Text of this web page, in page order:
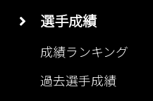
選手成績
成績ランキング
過去選手成績